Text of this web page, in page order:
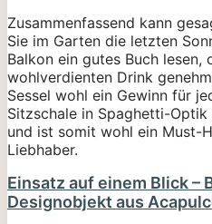
Zusammenfassend kann
Sie im Garten die letzten
Balkon ein gutes Buch lesen,
wohlverdienten Drink
Sessel wohl ein Gewinn für
Sitzschale in Spaghetti-
und ist somit wohl ein Must-
Liebhaber.
Einsatz auf einem Blick –
Designobjekt aus